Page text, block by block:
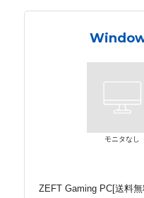
モニタなし
ZEFT Gaming PC[送料